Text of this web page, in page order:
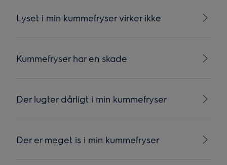
Lyset i min kummefryser virker ikke
Kummefryser har en skade
Der lugter dårligt i min kummefryser
Der er meget is i min kummefryser